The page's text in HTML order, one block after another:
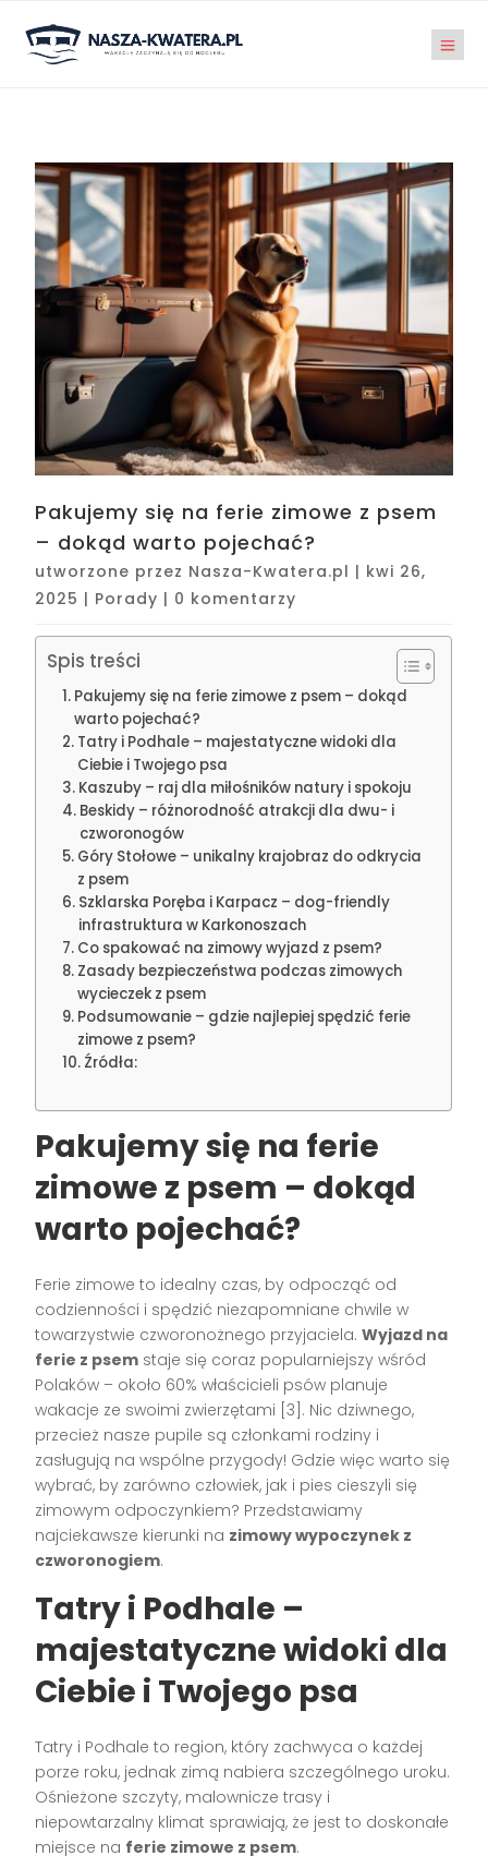
Pakujemy się na ferie zimowe z psem
– dokąd warto pojechać?
utworzone przez Nasza-Kwatera.pl | kwi 26,
2025 | Porady | 0 komentarzy
Spis treści
Pakujemy się na ferie zimowe z psem – dokąd
warto pojechać?
Tatry i Podhale – majestatyczne widoki dla
Ciebie i Twojego psa
Kaszuby – raj dla miłośników natury i spokoju
Beskidy – różnorodność atrakcji dla dwu- i
czworonogów
Góry Stołowe – unikalny krajobraz do odkrycia
z psem
Szklarska Poręba i Karpacz – dog-friendly
infrastruktura w Karkonoszach
Co spakować na zimowy wyjazd z psem?
Zasady bezpieczeństwa podczas zimowych
wycieczek z psem
Podsumowanie – gdzie najlepiej spędzić ferie
zimowe z psem?
Źródła:
Pakujemy się na ferie
zimowe z psem – dokąd
warto pojechać?
Ferie zimowe to idealny czas, by odpocząć od
codzienności i spędzić niezapomniane chwile w
towarzystwie czworonożnego przyjaciela.Wyjazd na
ferie z psem staje się coraz popularniejszy wśród
Polaków – około 60% właścicieli psów planuje
wakacje ze swoimi zwierzętami [3]. Nic dziwnego,
przecież nasze pupile są członkami rodziny i
zasługują na wspólne przygody! Gdzie więc warto się
wybrać, by zarówno człowiek, jak i pies cieszyli się
zimowym odpoczynkiem? Przedstawiamy
najciekawsze kierunki na zimowy wypoczynek z
czworonogiem.
Tatry i Podhale –
majestatyczne widoki dla
Ciebie i Twojego psa
Tatry i Podhale to region, który zachwyca o każdej
porze roku, jednak zimą nabiera szczególnego uroku.
Ośnieżone szczyty, malownicze trasy i
niepowtarzalny klimat sprawiają, że jest to doskonałe
miejsce na ferie zimowe z psem.